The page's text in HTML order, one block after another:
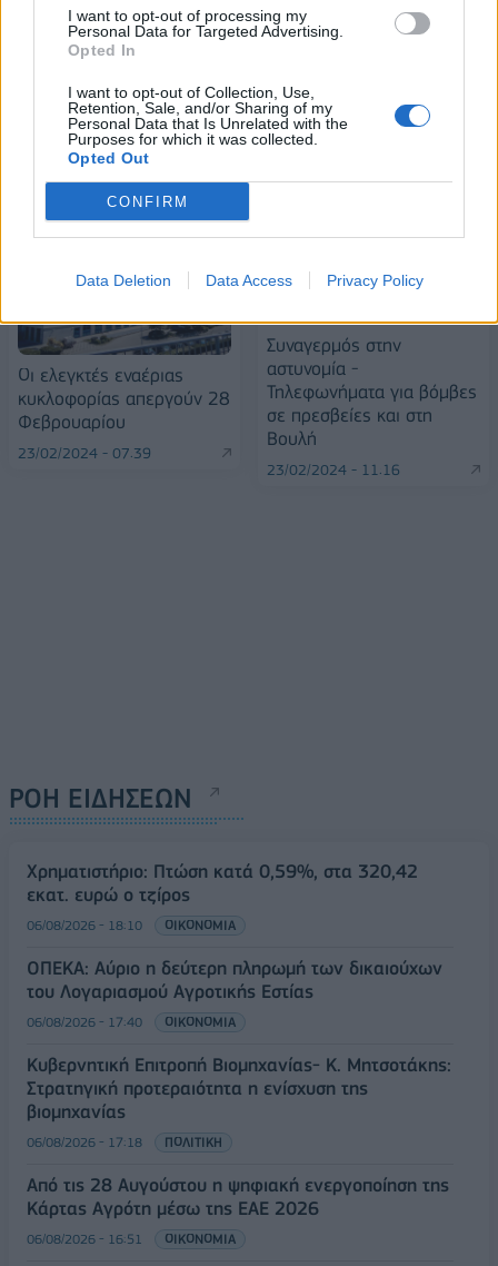
I want to opt-out of processing my
Personal Data for Targeted Advertising.
Opted In
I want to opt-out of Collection, Use,
Retention, Sale, and/or Sharing of my
Personal Data that Is Unrelated with the
Purposes for which it was collected.
Opted Out
CONFIRM
Data Deletion Data Access Privacy Policy
βιωσιμότητα σε καθημερινή πράξη
ΠΕΡΙΣΣΌΤΕΡΑ ΣΕ ΑΥΤΉ ΤΗΝ ΚΑΤΗΓΟΡΊΑ
Οι ελεγκτές εναέριας
κυκλοφορίας απεργούν 28
Φεβρουαρίου
23/02/2024 - 07:39
Συναγερμός στην
αστυνομία -
Τηλεφωνήματα για βόμβες
σε πρεσβείες και στη
Βουλή
23/02/2024 - 11:16
ΡΟΗ ΕΙΔΗΣΕΩΝ
Χρηματιστήριο: Πτώση κατά 0,59%, στα 320,42
εκατ. ευρώ ο τζίρος
06/08/2026 - 18:10 ΟΙΚΟΝΟΜΙΑ
ΟΠΕΚΑ: Αύριο η δεύτερη πληρωμή των δικαιούχων
του Λογαριασμού Αγροτικής Εστίας
06/08/2026 - 17:40 ΟΙΚΟΝΟΜΙΑ
Κυβερνητική Επιτροπή Βιομηχανίας- Κ. Μητσοτάκης:
Στρατηγική προτεραιότητα η ενίσχυση της
βιομηχανίας
06/08/2026 - 17:18 ΠΟΛΙΤΙΚΗ
Από τις 28 Αυγούστου η ψηφιακή ενεργοποίηση της
Κάρτας Αγρότη μέσω της ΕΑΕ 2026
06/08/2026 - 16:51 ΟΙΚΟΝΟΜΙΑ